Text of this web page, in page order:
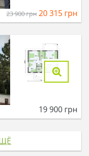
23 900грн 20 315 грн
19 900 грн